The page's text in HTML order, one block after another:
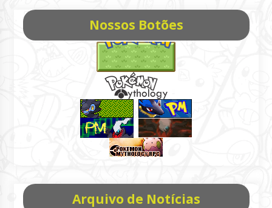
Nossos Botões
Arquivo de Notícias